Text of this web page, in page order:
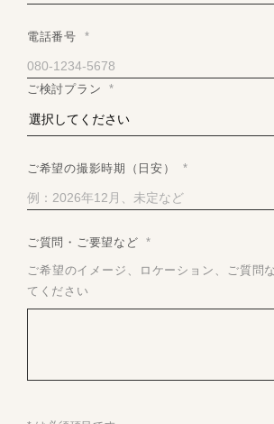
電話番号 *
ご検討プラン *
ご希望の撮影時期（日安） *
ご質問・ご要望など *
ご希望のイメージ、ロケーション、ご質問
てください